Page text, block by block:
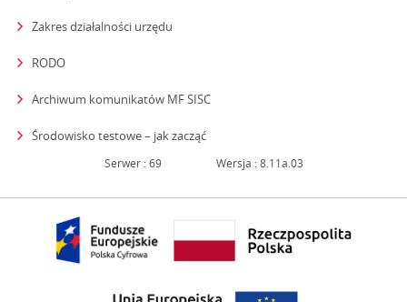
Zakres działalności urzędu
RODO
Archiwum komunikatów MF SISC
Środowisko testowe – jak zacząćstrona otwiera się w nowym oknie
Serwer : 69 Wersja : 8.11a.03